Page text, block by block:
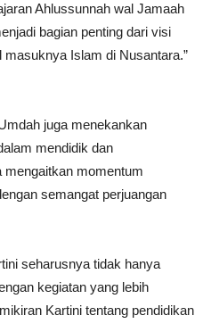
Ahlussunnah wal Jamaah
bagian penting dari visi
Islam di Nusantara.”
juga menekankan
mendidik dan
mengaitkan momentum
semangat perjuangan
seharusnya tidak hanya
kegiatan yang lebih
Kartini tentang pendidikan